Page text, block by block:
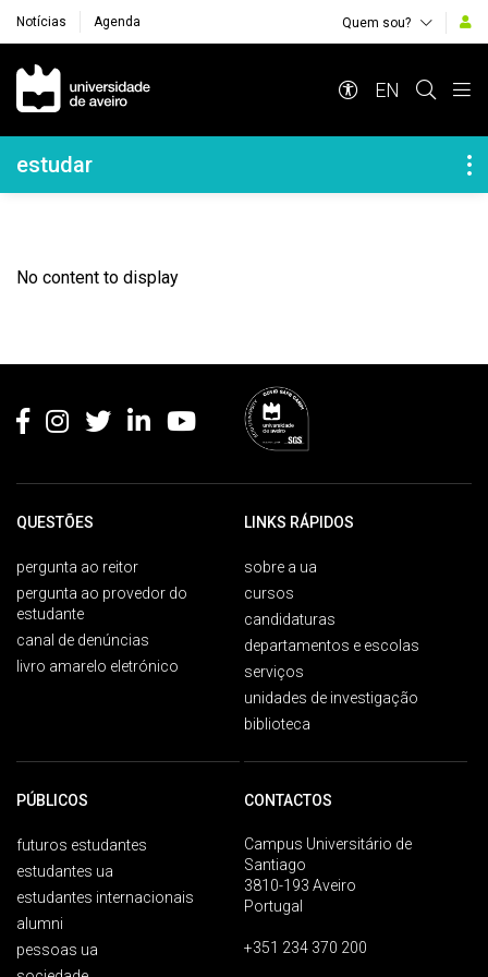
Notícias Agenda Quem sou?
Navegação Principal
EN
Navegação Lateral
estudar
No content to display
QUESTÕES
pergunta ao reitor
pergunta ao provedor do
estudante
canal de denúncias
livro amarelo eletrónico
LINKS RÁPIDOS
sobre a ua
cursos
candidaturas
departamentos e escolas
serviços
unidades de investigação
biblioteca
PÚBLICOS
futuros estudantes
estudantes ua
estudantes internacionais
alumni
pessoas ua
CONTACTOS
Campus Universitário de
Santiago
3810-193 Aveiro
Portugal
+351 234 370 200